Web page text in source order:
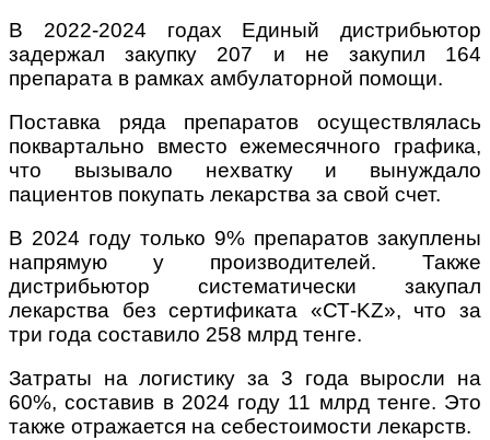
В 2022-2024 годах Единый дистрибьютор
задержал закупку 207 и не закупил 164
препарата в рамках амбулаторной помощи.
Поставка ряда препаратов осуществлялась
поквартально вместо ежемесячного графика,
что вызывало нехватку и вынуждало
пациентов покупать лекарства за свой счет.
В 2024 году только 9% препаратов закуплены
напрямую у производителей. Также
дистрибьютор систематически закупал
лекарства без сертификата «СТ-KZ», что за
три года составило 258 млрд тенге.
Затраты на логистику за 3 года выросли на
60%, составив в 2024 году 11 млрд тенге. Это
также отражается на себестоимости лекарств.